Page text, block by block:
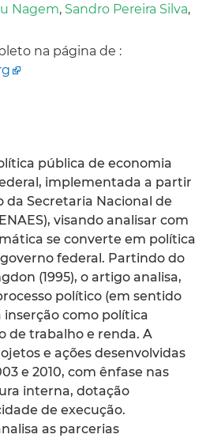
Nagem, Sandro Pereira Silva,
na página de :
pública de economia
implementada a partir
da Secretaria Nacional de
visando analisar com
se converte em política
federal. Partindo do
(1995), o artigo analisa,
político (em sentido
inserção como política
de trabalho e renda. A
e ações desenvolvidas
e 2010, com ênfase nas
interna, dotação
de execução.
as parcerias